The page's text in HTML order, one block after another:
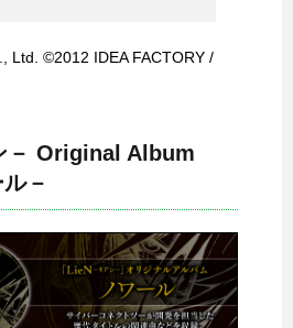
Ltd. ©2012 IDEA FACTORY /
－ Original Album
－